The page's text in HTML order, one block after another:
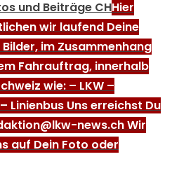
und Beiträge CHHier
wir laufend Deine
im Zusammenhang
Fahrauftrag, innerhalb
wie: – LKW –
Linienbus Uns erreichst Du
news.ch Wir
auf Dein Foto oder